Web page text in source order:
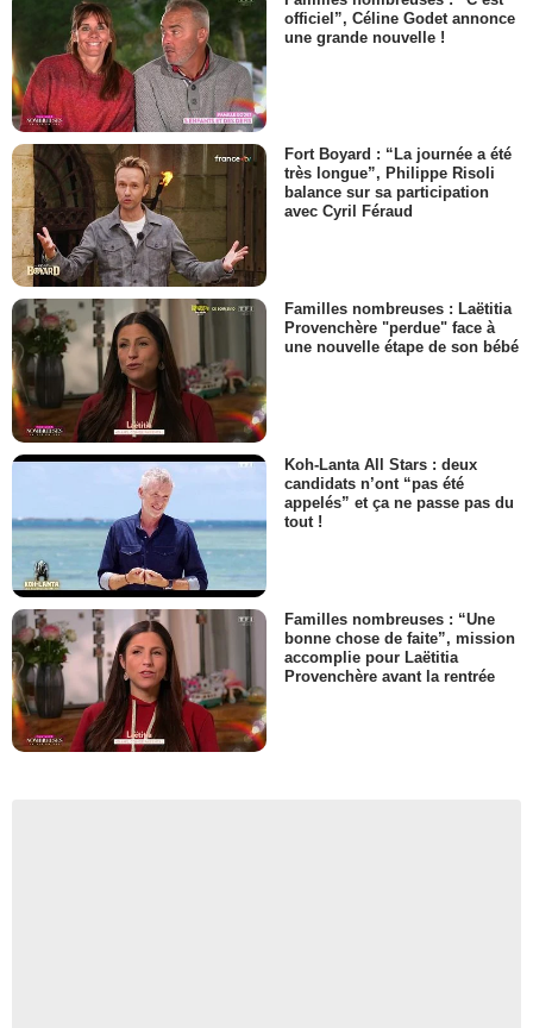
officiel”, Céline Godet annonce
une grande nouvelle !
Fort Boyard : “La journée a été
très longue”, Philippe Risoli
balance sur sa participation
avec Cyril Féraud
Familles nombreuses : Laëtitia
Provenchère "perdue" face à
une nouvelle étape de son bébé
Koh-Lanta All Stars : deux
candidats n’ont “pas été
appelés” et ça ne passe pas du
tout !
Familles nombreuses : “Une
bonne chose de faite”, mission
accomplie pour Laëtitia
Provenchère avant la rentrée